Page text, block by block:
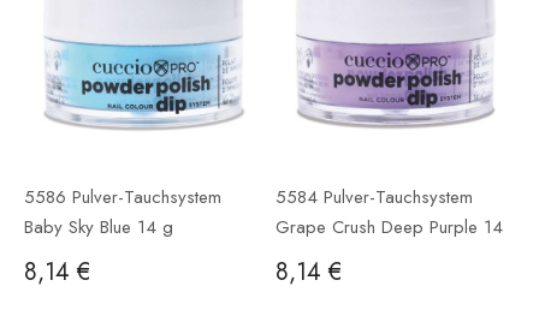
5586 Pulver-Tauchsystem
Baby Sky Blue 14 g
8,14 €
5584 Pulver-Tauchsystem
Grape Crush Deep Purple 14
g
8,14 €